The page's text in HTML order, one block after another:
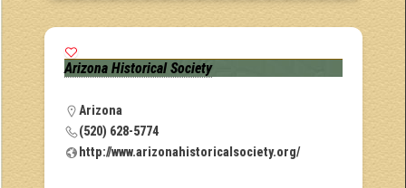
Arizona Historical Society
Arizona
(520) 628-5774
http://www.arizonahistoricalsociety.org/